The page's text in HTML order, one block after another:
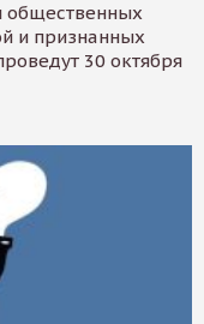
общественных
и признанных
30 октября